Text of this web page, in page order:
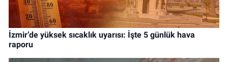
İzmir’de yüksek sıcaklık uyarısı: İşte 5 günlük hava
raporu